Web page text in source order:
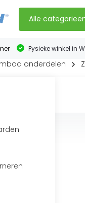
Alle
Fysieke winkel in
onderdelen